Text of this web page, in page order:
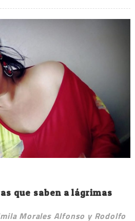
que saben a lágrimas
Morales Alfonso y Rodolfo